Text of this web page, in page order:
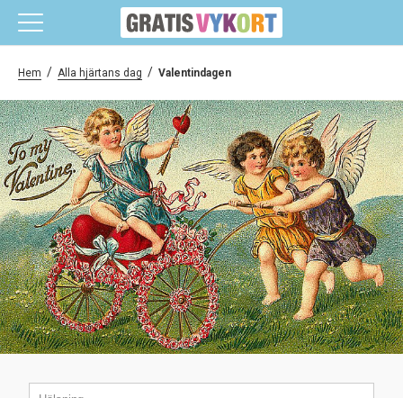
Hem / Alla hjärtans dag / Valentindagen